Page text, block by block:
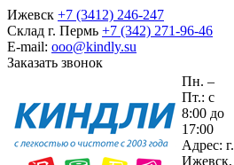
Ижевск +7 (3412) 246-247
Склад г. Пермь +7 (342) 271-96-46
E-mail: ooo@kindly.su
Заказать звонок
Пн. –
Пт.: с
8:00 до
17:00
Адрес: г.
Ижевск,